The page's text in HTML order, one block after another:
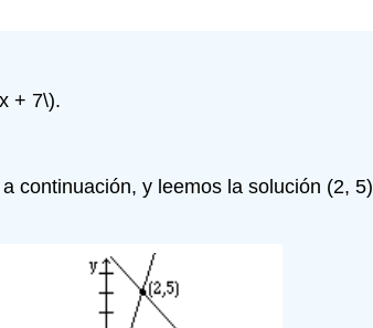
+ 7\).
continuación, y leemos la solución (2,